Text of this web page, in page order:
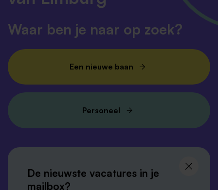
Waar ben je naar op zoek?
Een nieuwe baan
Personeel
blijf op de hoogte
De nieuwste vacatures in je
mailbox?